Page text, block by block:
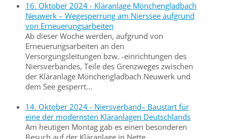
16. Oktober 2024 - Kläranlage Mönchengladbach
Neuwerk – Wegesperrung am Nierssee aufgrund
von Erneuerungsarbeiten
Ab dieser Woche werden, aufgrund von
Erneuerungsarbeiten an den
Versorgungsleitungen bzw. -einrichtungen des
Niersverbandes, Teile des Grenzweges zwischen
der Kläranlage Mönchengladbach Neuwerk und
dem See gesperrt...
14. Oktober 2024 - Niersverband– Baustart für
eine der modernsten Kläranlagen Deutschlands
Am heutigen Montag gab es einen besonderen
Besuch auf der Kläranlage in Nette...